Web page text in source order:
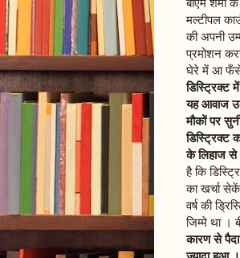
मल्टीपल
की अपनी
प्रमोशन
घेरे में आ
डिस्ट्रिक्ट
यह आवाज
मौकों पर
डिस्ट्रिक्ट
के लिहाज से
है कि
का खर्चा
वर्ष की
जिम्मे था ।
कारण से